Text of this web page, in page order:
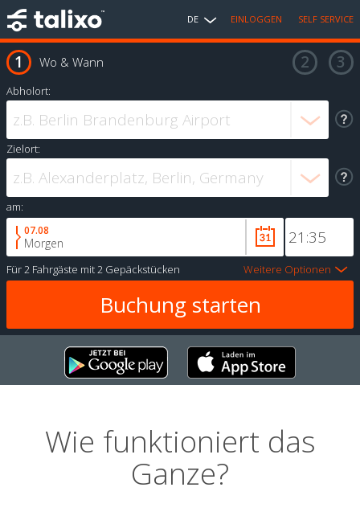
DE EINLOGGEN SELF SERVICE
Wo & Wann
Abholort:
Zielort:
am:
07.08
Morgen
Für2 Fahrgäste mit2 Gepäckstücken Weitere Optionen
Wie funktioniert das
Ganze?